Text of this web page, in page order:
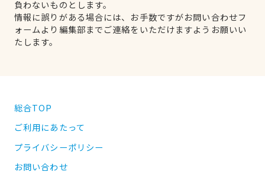
負わないものとします。
情報に誤りがある場合には、お手数ですがお問い合わせフ
ォームより編集部までご連絡をいただけますようお願いい
たします。
総合TOP
ご利用にあたって
プライバシーポリシー
お問い合わせ